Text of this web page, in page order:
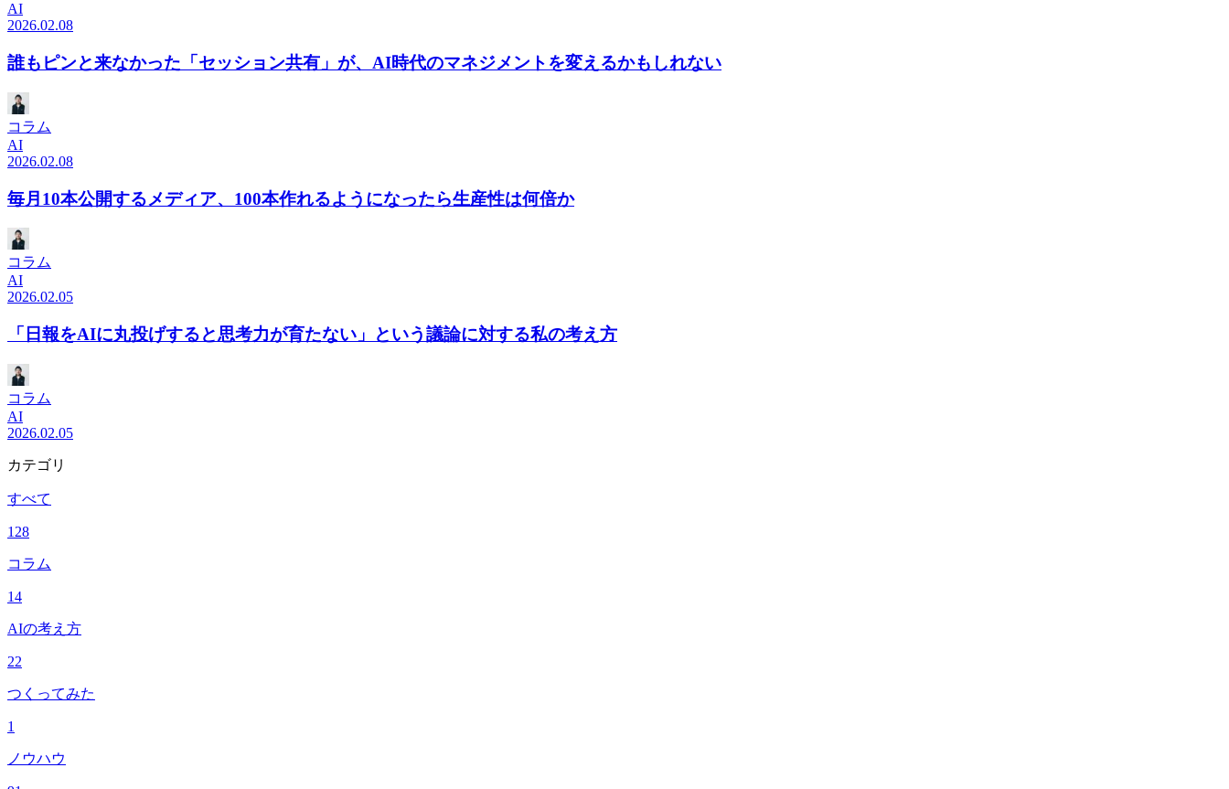
AI
2026.02.08
誰もピンと来なかった「セッション共有」が、AI時代のマネジメントを変えるかもしれない
コラム
AI
2026.02.08
毎月10本公開するメディア、100本作れるようになったら生産性は何倍か
コラム
AI
2026.02.05
「日報をAIに丸投げすると思考力が育たない」という議論に対する私の考え方
コラム
AI
2026.02.05
カテゴリ
すべて
128
コラム
14
AIの考え方
22
つくってみた
1
ノウハウ